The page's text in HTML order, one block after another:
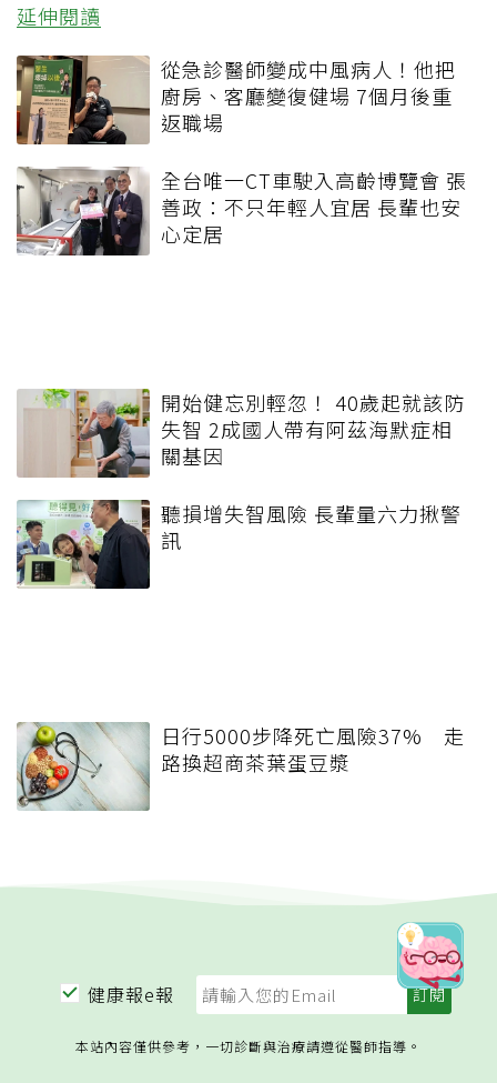
延伸閱讀
從急診醫師變成中風病人！他把
廚房、客廳變復健場 7個月後重
返職場
全台唯一CT車駛入高齡博覽會 張
善政：不只年輕人宜居 長輩也安
心定居
開始健忘別輕忽！ 40歲起就該防
失智 2成國人帶有阿茲海默症相
關基因
聽損增失智風險 長輩量六力揪警
訊
日行5000步降死亡風險37% 走
路換超商茶葉蛋豆漿
健康報e報
本站內容僅供參考，一切診斷與治療請遵從醫師指導。